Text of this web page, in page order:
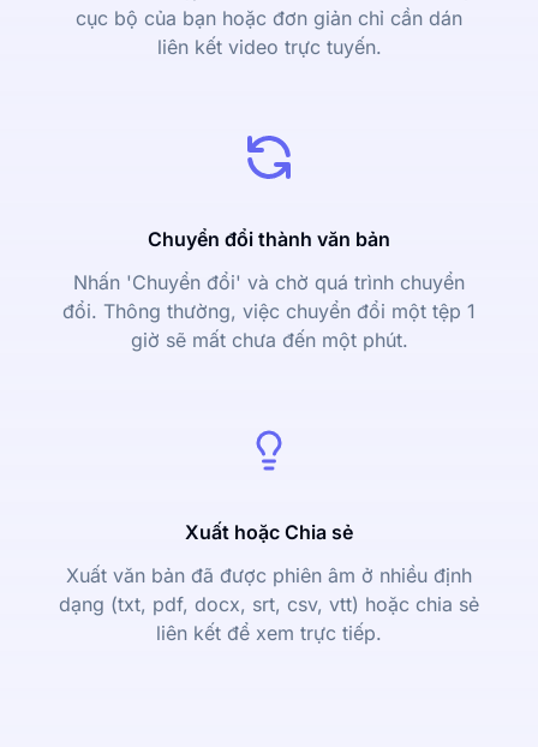
cục bộ của bạn hoặc đơn giản chỉ cần dán
liên kết video trực tuyến.
Chuyển đổi thành văn bản
Nhấn 'Chuyển đổi' và chờ quá trình chuyển
đổi. Thông thường, việc chuyển đổi một tệp 1
giờ sẽ mất chưa đến một phút.
Xuất hoặc Chia sẻ
Xuất văn bản đã được phiên âm ở nhiều định
dạng (txt, pdf, docx, srt, csv, vtt) hoặc chia sẻ
liên kết để xem trực tiếp.